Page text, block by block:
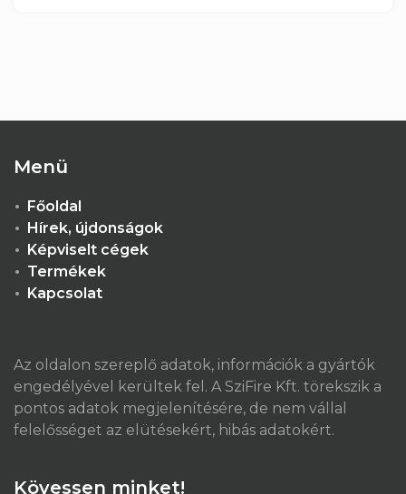
Menü
Főoldal
Hírek, újdonságok
Képviselt cégek
Termékek
Kapcsolat
Az oldalon szereplő adatok, információk a gyártók
engedélyével kerültek fel. A SziFire Kft. törekszik a
pontos adatok megjelenítésére, de nem vállal
felelősséget az elütésekért, hibás adatokért.
Kövessen minket!